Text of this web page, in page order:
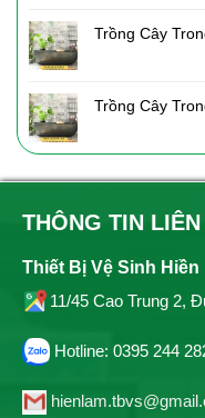
Trồng Cây
Trồng Cây
THÔNG TIN LIÊN
Thiết Bị Vệ Sinh Hiền
11/45 Cao Trung 2,
Hotline: 0395 244